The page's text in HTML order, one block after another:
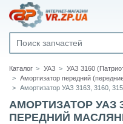
Каталог УАЗ УАЗ 3160
Амортизатор передний
Амортизатор УАЗ 3163, 3160,
АМОРТИЗАТОР УАЗ
ПЕРЕДНИЙ